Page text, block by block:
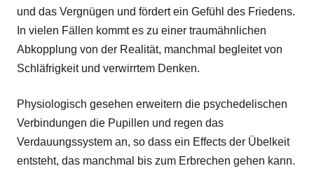
und das Vergnügen und fördert ein Gefühl des Friedens.
In vielen Fällen kommt es zu einer traumähnlichen
Abkopplung von der Realität, manchmal begleitet von
Schläfrigkeit und verwirrtem Denken.
Physiologisch gesehen erweitern die psychedelischen
Verbindungen die Pupillen und regen das
Verdauungssystem an, so dass ein Effects der Übelkeit
entsteht, das manchmal bis zum Erbrechen gehen kann.